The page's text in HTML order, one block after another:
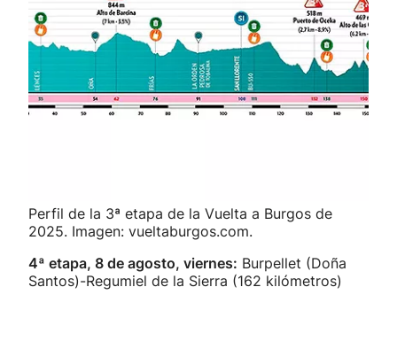
Perfil de la 3ª etapa de la Vuelta a Burgos de
2025. Imagen: vueltaburgos.com.
4ª etapa, 8 de agosto, viernes: Burpellet (Doña
Santos)-Regumiel de la Sierra (162 kilómetros)